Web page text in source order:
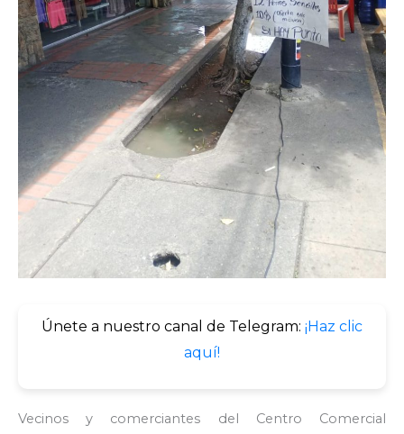
Únete a nuestro canal de Telegram: ¡Haz clic
aquí!
Vecinos y comerciantes del Centro Comercial